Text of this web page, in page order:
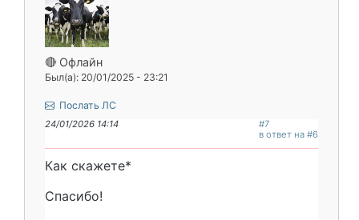
🔴 Офлайн
Был(а): 20/01/2025 - 23:21
Послать ЛС
24/01/2026 14:14
#7
в ответ на #6
Как скажете*
Спасибо!